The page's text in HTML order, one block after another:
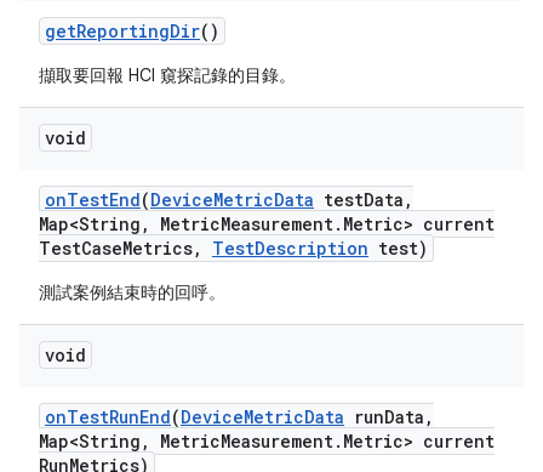
getReportingDir()
擷取要回報 HCI 窺探記錄的目錄。
void
onTestEnd(DeviceMetricData testData ,
Map<String , MetricMeasurement. Metric> current
TestCaseMetrics, TestDescription test)
測試案例結束時的回呼。
void
onTestRunEnd(DeviceMetricData runData ,
Map<String , MetricMeasurement. Metric> current
RunMetrics)